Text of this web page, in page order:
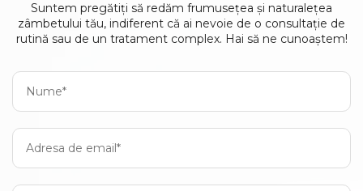
Suntem pregătiți să redăm frumusețea și naturalețea
zâmbetului tău, indiferent că ai nevoie de o consultație de
rutină sau de un tratament complex. Hai să ne cunoaștem!